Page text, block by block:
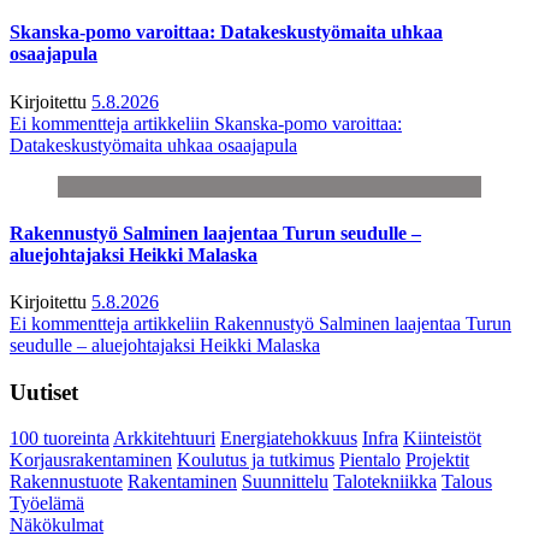
Skanska-pomo varoittaa: Datakeskustyömaita uhkaa
osaajapula
Kirjoitettu 5.8.2026
Ei kommentteja artikkeliin Skanska-pomo varoittaa:
Datakeskustyömaita uhkaa osaajapula
Rakennustyö Salminen laajentaa Turun seudulle –
aluejohtajaksi Heikki Malaska
Kirjoitettu 5.8.2026
Ei kommentteja artikkeliin Rakennustyö Salminen laajentaa Turun
seudulle – aluejohtajaksi Heikki Malaska
Uutiset
100 tuoreintaArkkitehtuuri Energiatehokkuus Infra Kiinteistöt
Korjausrakentaminen Koulutus ja tutkimus Pientalo Projektit
Rakennustuote Rakentaminen Suunnittelu Talotekniikka Talous
Työelämä
Näkökulmat